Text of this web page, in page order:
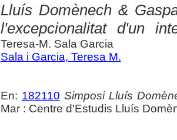
Lluís Domènech &
l'excepcionalitat d'un
Teresa-M. Sala Garcia
Sala i Garcia, Teresa M.
En: 182110 Simposi Lluís
Mar : Centre d'Estudis Lluís